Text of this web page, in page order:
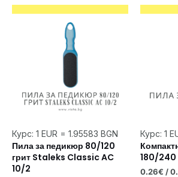
Курс: 1 EUR = 1.95583 BGN
Пила за педикюр 80/120
грит Staleks Classic AC
10/2
Курс: 1
180/240
0.26€ /